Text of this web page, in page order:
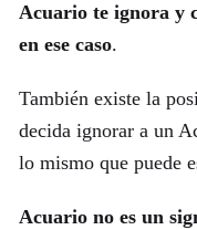
Acuario te ignora y
en ese caso.
También existe la
decida ignorar a un
lo mismo que puede
Acuario no es un